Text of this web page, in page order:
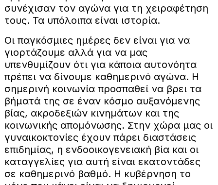
συνέχισαν τον αγώνα για τη χειραφέτηση
τους. Τα υπόλοιπα είναι ιστορία.
Οι παγκόσμιες ημέρες δεν είναι για να
γιορτάζουμε αλλά για να μας
υπενθυμίζουν ότι για κάποια αυτονόητα
πρέπει να δίνουμε καθημερινό αγώνα. Η
σημερινή κοινωνία προσπαθεί να βρει τα
βήματά της σε έναν κόσμο αυξανόμενης
βίας, ακροδεξιών κινημάτων και της
κοινωνικής απομόνωσης. Στην χώρα μας οι
γυναικοκτονίες έχουν πάρει διαστάσεις
επιδημίας, η ενδοοικογενειακή βία και οι
καταγγελίες για αυτή είναι εκατοντάδες
σε καθημερινό βαθμό. Η κυβέρνηση το